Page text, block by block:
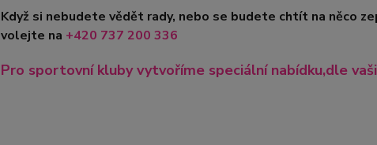
Když si nebudete vědět rady, nebo se budete chtít na něco
volejte na +420 737 200 336
Pro sportovní kluby vytvoříme speciální nabídku,dle